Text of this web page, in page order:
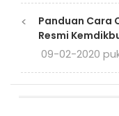
<
Panduan Cara
Resmi
09-02-2020